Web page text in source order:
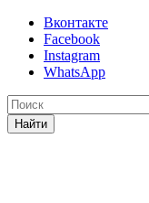
Вконтакте
Facebook
Instagram
WhatsApp
Найти